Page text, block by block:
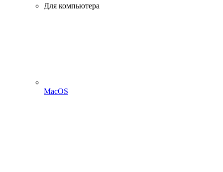
Для компьютера
MacOS